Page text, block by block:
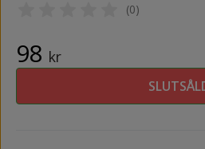
(0)
98 kr